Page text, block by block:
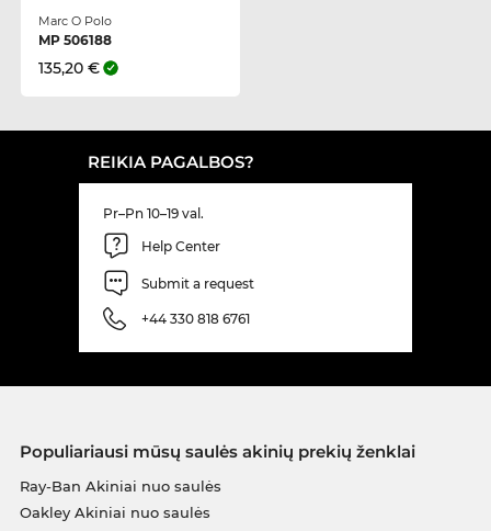
Marc O Polo
MP 506188
135,20 €
REIKIA PAGALBOS?
Pr–Pn 10–19 val.
Help Center
Submit a request
+44 330 818 6761
Populiariausi mūsų saulės akinių prekių ženklai
Ray-Ban Akiniai nuo saulės
Oakley Akiniai nuo saulės